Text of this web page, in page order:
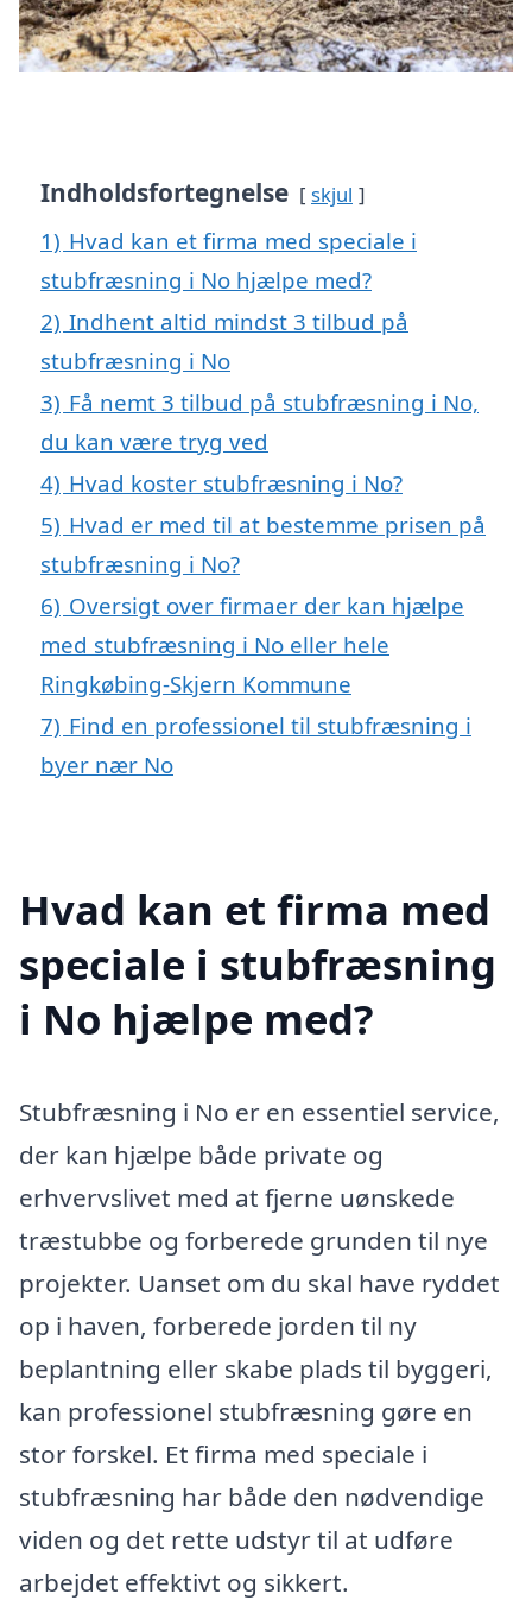
Indholdsfortegnelse skjul
1) Hvad kan et firma med speciale i
stubfræsning i No hjælpe med?
2) Indhent altid mindst 3 tilbud på
stubfræsning i No
3) Få nemt 3 tilbud på stubfræsning i No,
du kan være tryg ved
4) Hvad koster stubfræsning i No?
5) Hvad er med til at bestemme prisen på
stubfræsning i No?
6) Oversigt over firmaer der kan hjælpe
med stubfræsning i No eller hele
Ringkøbing-Skjern Kommune
7) Find en professionel til stubfræsning i
byer nær No
Hvad kan et firma med
speciale i stubfræsning
i No hjælpe med?
Stubfræsning i No er en essentiel service,
der kan hjælpe både private og
erhvervslivet med at fjerne uønskede
træstubbe og forberede grunden til nye
projekter. Uanset om du skal have ryddet
op i haven, forberede jorden til ny
beplantning eller skabe plads til byggeri,
kan professionel stubfræsning gøre en
stor forskel. Et firma med speciale i
stubfræsning har både den nødvendige
viden og det rette udstyr til at udføre
arbejdet effektivt og sikkert.